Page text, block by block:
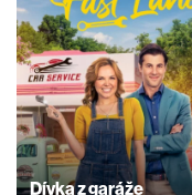
Dívka z garáže